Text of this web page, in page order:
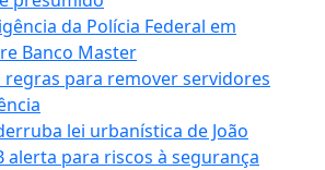
da Polícia Federal em
Banco Master
para remover servidores
lei urbanística de João
alerta para riscos à segurança